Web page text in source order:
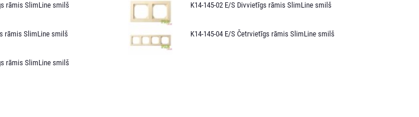
rāmis SlimLine smilš K14-145-02 E/S Divvietīgs rāmis SlimLine smilš
rāmis SlimLine smilš K14-145-04 E/S Četrvietīgs rāmis SlimLine smilš
rāmis SlimLine smilš